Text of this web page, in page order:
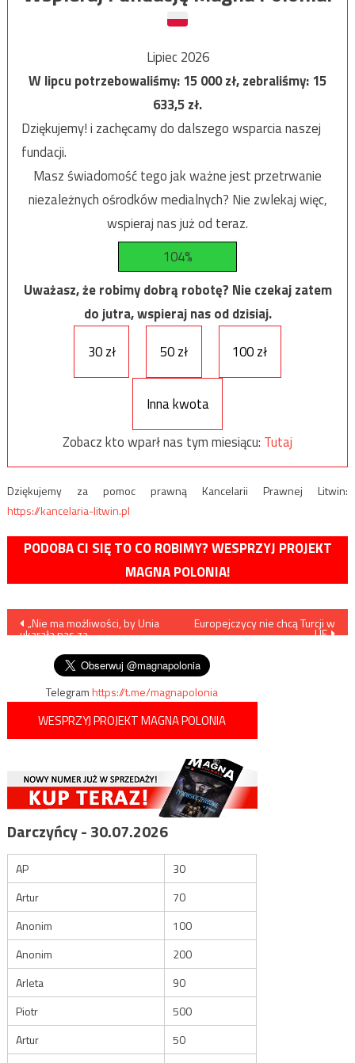
Lipiec 2026
W lipcu potrzebowaliśmy:15 000zł, zebraliśmy:15
633,5zł.
Dziękujemy! i zachęcamy do dalszego wsparcia naszej
fundacji.
Masz świadomość tego jak ważne jest przetrwanie
niezależnych ośrodków medialnych? Nie zwlekaj więc,
wspieraj nas już od teraz.
104%
Uważasz, że robimy dobrą robotę? Nie czekaj zatem
do jutra, wspieraj nas od dzisiaj.
30 zł
50 zł 100 zł
Inna kwota
Zobacz kto wparł nas tym miesiącu: Tutaj
Dziękujemy za pomoc prawną Kancelarii Prawnej Litwin:
https://kancelaria-litwin.pl
PODOBA CI SIĘ TO CO ROBIMY? WESPRZYJ PROJEKT
MAGNA POLONIA!
Nawigacja
wpisu
„Nie ma możliwości, by Unia
ukarała nas za
Europejczycy nie chcą Turcji w
UE
Telegramhttps://t.me/magnapolonia
WESPRZYJ PROJEKT MAGNA POLONIA
Darczyńcy - 30.07.2026
AP
30
Artur
70
Anonim
100
Anonim
200
Arleta
90
Piotr
500
Artur
50